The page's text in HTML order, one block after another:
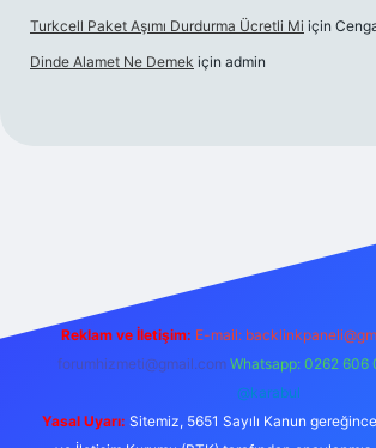
Turkcell Paket Aşımı Durdurma Ücretli Mi için
Dinde Alamet Ne Demek için admin
Reklam ve İletişim: E-mail:
forumhizmeti@gmail.com Whatsapp: 0262 606
@karabul
Yasal Uyarı: Sitemiz, 5651 Sayılı Kanun